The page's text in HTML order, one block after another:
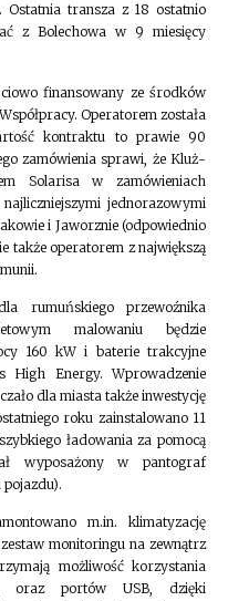
transza z 18 ostatnio
z Bolechowa w 9 miesięcy
finansowany ze środków
Operatorem została
kontraktu to prawie 90
zamówienia sprawi, że Kluż-
Solarisa w zamówieniach
jednorazowymi
i Jaworznie (odpowiednio
także operatorem z największą
rumuńskiego przewoźnika
malowaniu będzie
160 kW i baterie trakcyjne
Energy. Wprowadzenie
dla miasta także inwestycję
roku zainstalowano 11
ładowania za pomocą
wyposażony w pantograf
m.in. klimatyzację
monitoringu na zewnątrz
możliwość korzystania
oraz portów USB, dzięki